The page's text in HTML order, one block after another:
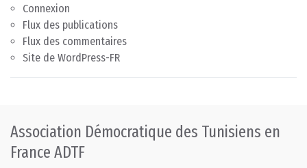
Connexion
Flux des publications
Flux des commentaires
Site de WordPress-FR
Association Démocratique des Tunisiens en
France ADTF